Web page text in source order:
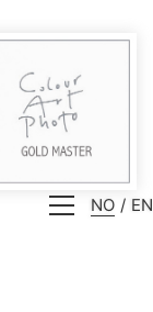
NO EN